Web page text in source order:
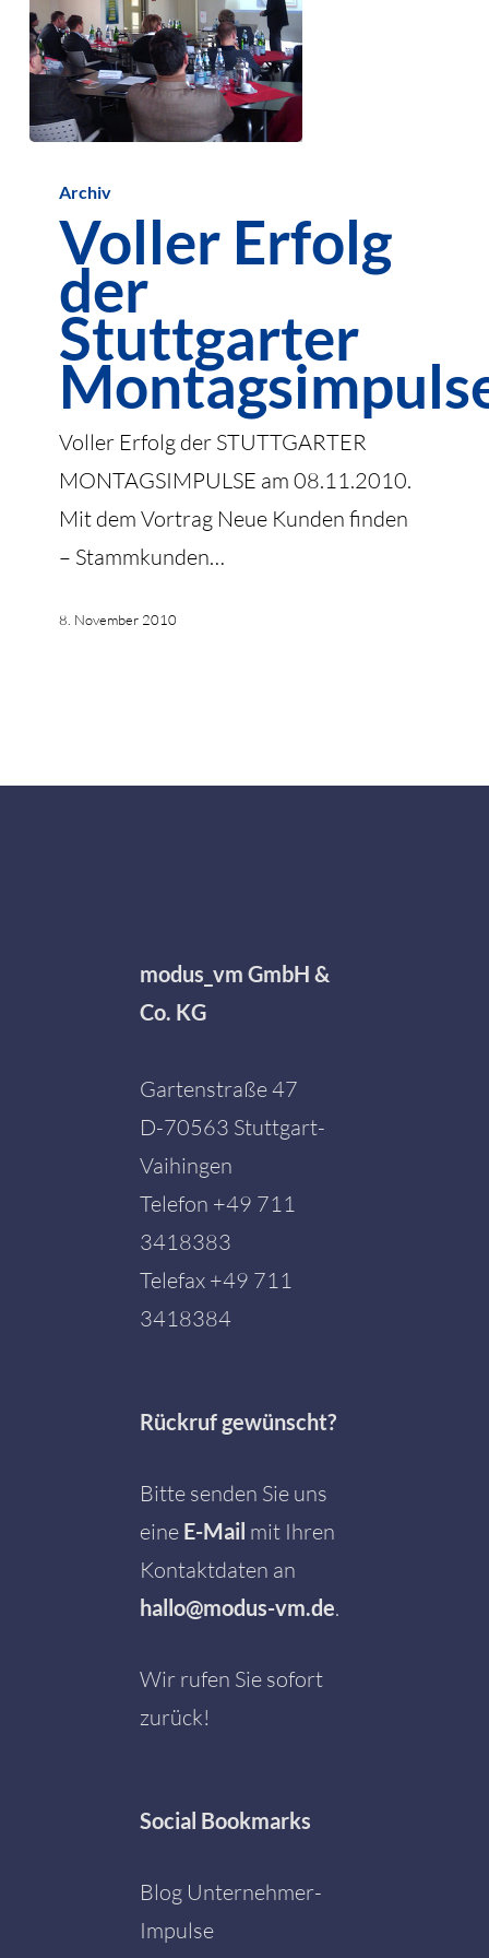
Erfolg
Stuttgarter
Montagsimpulse
Archiv
Voller Erfolg
der
Stuttgarter
Voller Erfolg der STUTTGARTER
MONTAGSIMPULSE am 08.11.2010.
Mit dem Vortrag Neue Kunden finden
– Stammkunden…
8. November 2010
modus_vm GmbH &
Co. KG
Gartenstraße 47
D-70563 Stuttgart-
Vaihingen
Telefon +49 711
3418383
Telefax +49 711
3418384
Rückruf gewünscht?
Bitte senden Sie uns
eine E-Mail mit Ihren
Kontaktdaten an
hallo@modus-vm.de.
Wir rufen Sie sofort
zurück!
Social Bookmarks
Blog Unternehmer-
Impulse